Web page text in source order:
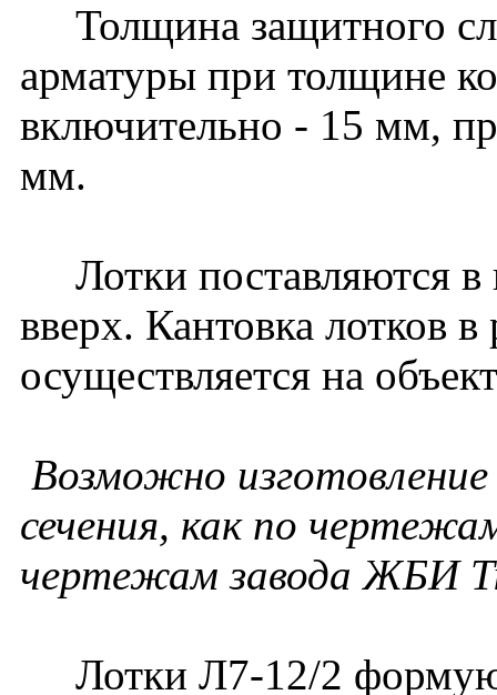
Толщина защитного
арматуры при толщине
включительно - 15 мм,
мм.
Лотки поставляются в
вверх. Кантовка лотков
осуществляется на
Возможно
сечения, как по
чертежам завода ЖБИ
Лотки Л7-12/2